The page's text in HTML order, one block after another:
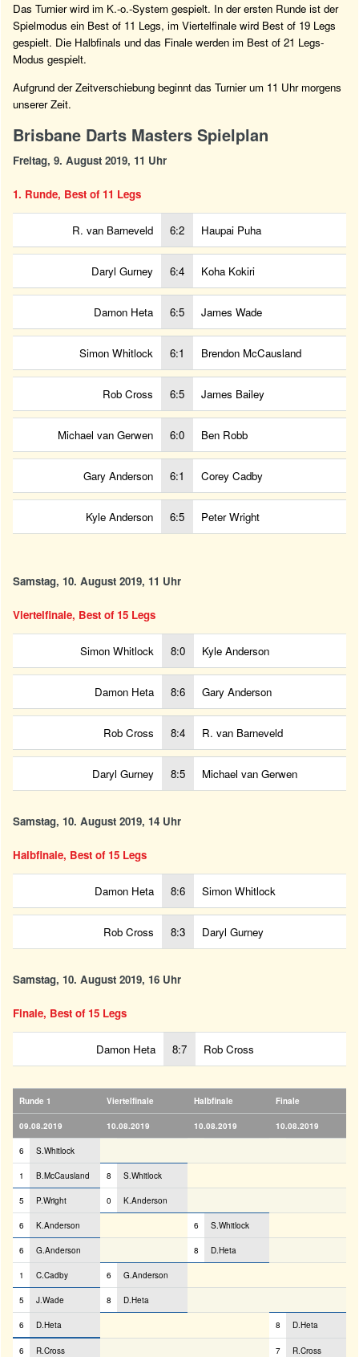
Das Turnier wird im K.-o.-System gespielt. In der ersten Runde ist der
Spielmodus ein Best of 11 Legs, im Viertelfinale wird Best of 19 Legs
gespielt. Die Halbfinals und das Finale werden im Best of 21 Legs-
Modus gespielt.
Aufgrund der Zeitverschiebung beginnt das Turnier um 11 Uhr morgens
unserer Zeit.
Brisbane Darts Masters Spielplan
Freitag, 9. August 2019, 11 Uhr
1. Runde, Best of 11 Legs
R. van Barneveld 6:2 Haupai Puha
Daryl Gurney 6:4 Koha Kokiri
Damon Heta 6:5 James Wade
Simon Whitlock 6:1 Brendon McCausland
Rob Cross 6:5 James Bailey
Michael van Gerwen 6:0 Ben Robb
Gary Anderson 6:1 Corey Cadby
Kyle Anderson 6:5 Peter Wright
Samstag, 10. August 2019, 11 Uhr
Viertelfinale, Best of 15 Legs
Simon Whitlock 8:0 Kyle Anderson
Damon Heta 8:6 Gary Anderson
Rob Cross 8:4 R. van Barneveld
Daryl Gurney 8:5 Michael van Gerwen
Samstag, 10. August 2019, 14 Uhr
Halbfinale, Best of 15 Legs
Damon Heta 8:6 Simon Whitlock
Rob Cross 8:3 Daryl Gurney
Samstag, 10. August 2019, 16 Uhr
Finale, Best of 15 Legs
Damon Heta 8:7 Rob Cross
Runde 1 Viertelfinale Halbfinale Finale
09.08.2019 10.08.2019 10.08.2019 10.08.2019
6 S.Whitlock
1 B.McCausland 8 S.Whitlock
5 P.Wright 0 K.Anderson
6 K.Anderson 6 S.Whitlock
6 G.Anderson 8 D.Heta
1 C.Cadby 6 G.Anderson
5 J.Wade 8 D.Heta
6 D.Heta 8 D.Heta
6 R.Cross 7 R.Cross